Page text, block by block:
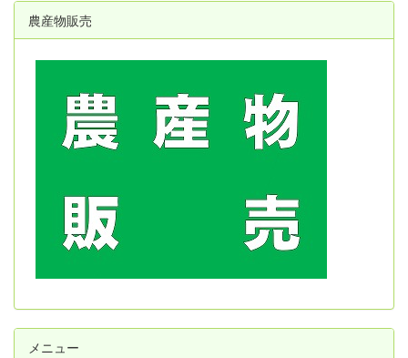
農産物販売
メニュー